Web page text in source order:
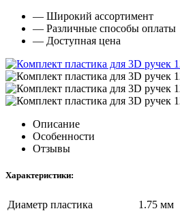
— Широкий ассортимент
— Различные способы оплаты
— Доступная цена
Описание
Особенности
Отзывы
Характеристики:
Диаметр пластика 1.75 мм